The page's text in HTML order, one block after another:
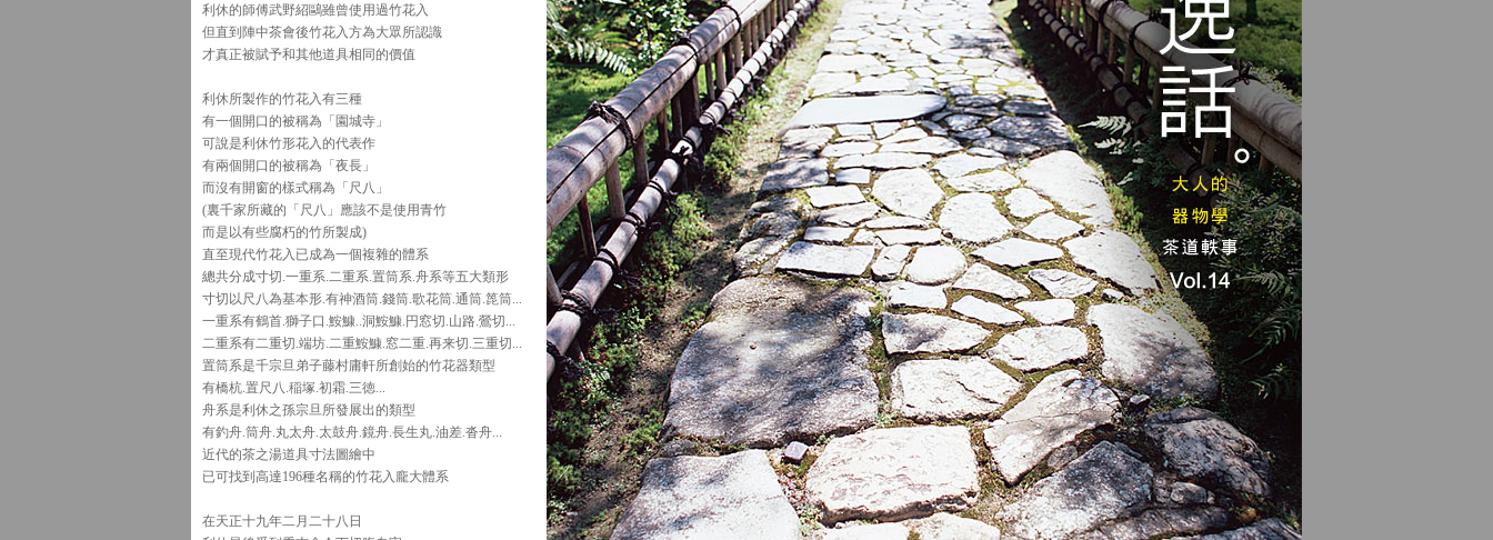
利休的師傅武野紹鷗雖曾使用過竹花入
但直到陣中茶會後竹花入方為大眾所認識
才真正被賦予和其他道具相同的價值
利休所製作的竹花入有三種
有一個開口的被稱為「園城寺」
可說是利休竹形花入的代表作
有兩個開口的被稱為「夜長」
而沒有開窗的樣式稱為「尺八」
(裏千家所藏的「尺八」應該不是使用青竹
而是以有些腐朽的竹所製成)
直至現代竹花入已成為一個複雜的體系
總共分成寸切.一重系.二重系.置筒系.舟系等五大類形
寸切以尺八為基本形.有神酒筒.錢筒.歌花筒.通筒.箆筒...
一重系有鶴首.獅子口.鮟鱇..洞鮟鱇.円窓切.山路.鶯切...
二重系有二重切.端坊.二重鮟鱇.窓二重.再来切.三重切...
置筒系是千宗旦弟子藤村庸軒所創始的竹花器類型
有橋杭.置尺八.稲塚.初霜.三徳...
舟系是利休之孫宗旦所發展出的類型
有釣舟.筒舟.丸太舟.太鼓舟.鏡舟.長生丸.油差.沓舟...
近代的茶之湯道具寸法圖繪中
已可找到高達196種名稱的竹花入龐大體系
在天正十九年二月二十八日